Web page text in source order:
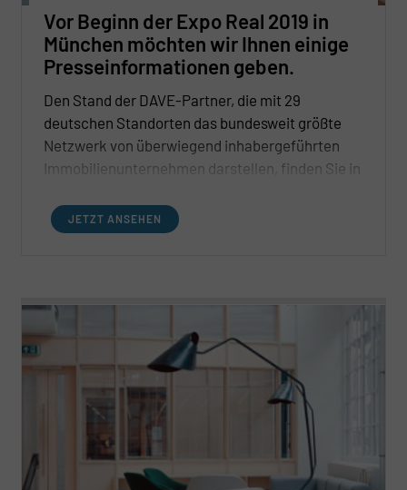
Vor Beginn der Expo Real 2019 in
München möchten wir Ihnen einige
Presseinformationen geben.
Den Stand der DAVE-Partner, die mit 29
deutschen Standorten das bundesweit größte
Netzwerk von überwiegend inhabergeführten
Immobilienunternehmen darstellen, finden Sie in
wir Sie herzlich ein.
JETZT ANSEHEN